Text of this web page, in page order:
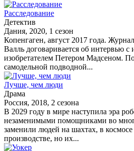
Расследование
Детектив
Дания, 2020, 1 сезон
Копенгаген, август 2017 года.
Валль договаривается об интервью с
изобретателем Петером Мадсеном.
самодельной подводной...
Лучше, чем люди
Драма
Россия, 2018, 2 сезона
В 2029 году в мире наступила эра
незаменимыми помощниками во
заменили людей на шахтах, в
производстве, но их...